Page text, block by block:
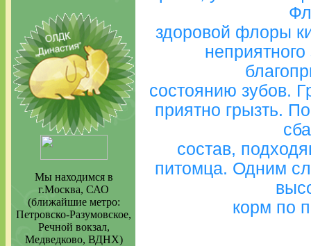
Мы находимся в
г.Москва, САО
(ближайшие метро:
Петровско-Разумовское,
Речной вокзал,
Медведково, ВДНХ)
здоровой флоры
состоянию зубов.
приятно грызть.
состав,
питомца. Одним
корм по